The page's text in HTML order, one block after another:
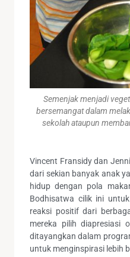
Semenjak menjadi
bersemangat dalam
sekolah ataupun
Vincent Fransidy dan
dari sekian banyak anak
hidup dengan pola
Bodhisatwa cilik ini
reaksi positif dari
mereka pilih diapresiasi
ditayangkan dalam
untuk menginspirasi lebih